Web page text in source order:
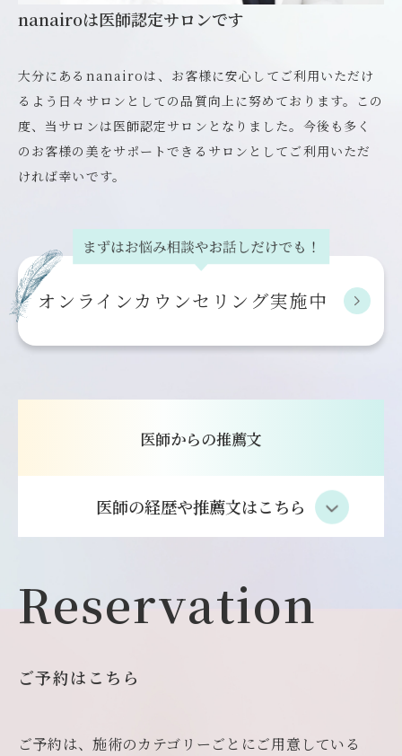
nanairoは医師認定サロンです
大分にあるnanairoは、お客様に安心してご利用いただけ
るよう日々サロンとしての品質向上に努めております。この
度、当サロンは医師認定サロンとなりました。今後も多く
のお客様の美をサポートできるサロンとしてご利用いただ
ければ幸いです。
オンライン カウンセリング実施中
医師からの推薦文
医師の経歴や推薦文はこちら
Reservation
ご予約はこちら
ご予約は、施術のカテゴリーごとにご用意している